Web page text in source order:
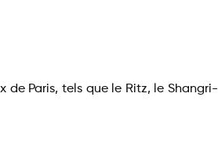
de Paris, tels que le Ritz, le Shangri-